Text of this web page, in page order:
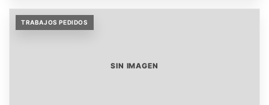
TRABAJOS PEDIDOS
SIN IMAGEN